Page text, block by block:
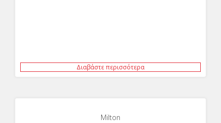
Διαβάστε περισσότερα
Milton